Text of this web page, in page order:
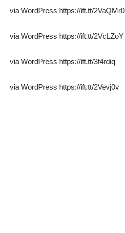
via WordPress https://ift.tt/2VaQMr0
via WordPress https://ift.tt/2VcLZoY
via WordPress https://ift.tt/3f4rdiq
via WordPress https://ift.tt/2Vevj0v